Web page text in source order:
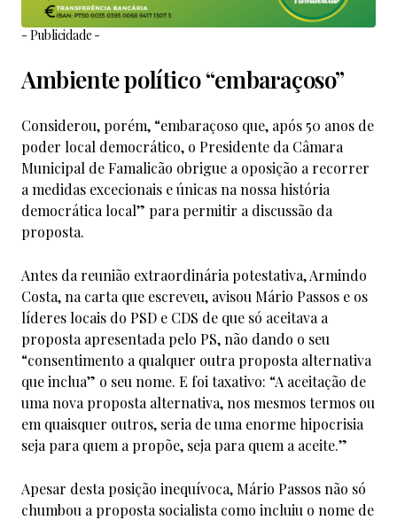
- Publicidade -
Ambiente político “embaraçoso”
Considerou, porém, “embaraçoso que, após 50 anos de
poder local democrático, o Presidente da Câmara
Municipal de Famalicão obrigue a oposição a recorrer
a medidas excecionais e únicas na nossa história
democrática local” para permitir a discussão da
proposta.
Antes da reunião extraordinária potestativa, Armindo
Costa, na carta que escreveu, avisou Mário Passos e os
líderes locais do PSD e CDS de que só aceitava a
proposta apresentada pelo PS, não dando o seu
“consentimento a qualquer outra proposta alternativa
que inclua” o seu nome. E foi taxativo: “A aceitação de
uma nova proposta alternativa, nos mesmos termos ou
em quaisquer outros, seria de uma enorme hipocrisia
seja para quem a propõe, seja para quem a aceite.”
Apesar desta posição inequívoca, Mário Passos não só
chumbou a proposta socialista como incluiu o nome de